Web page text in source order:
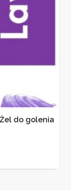
do golenia